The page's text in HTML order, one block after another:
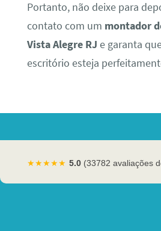
Portanto, não deixe para
contato com um montador
Vista Alegre RJ e garanta
escritório esteja
★★★★★ 5.0 (33782 avaliações